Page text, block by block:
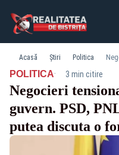
Acasă Știri Politica
POLITICA· 3 min citire
Negocieri
guvern. PSD,
putea discuta o